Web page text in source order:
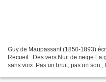
Guy de Maupassant (1850-1893)
Recueil : Des vers Nuit de neige
sans voix. Pas un bruit, pas un son ;